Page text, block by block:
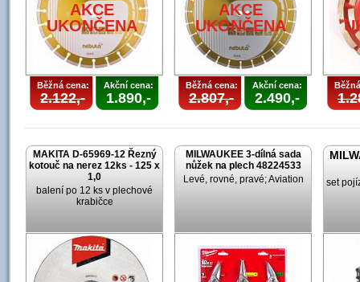
AKCE
UKONČENA
Běžná cena:
2.122,-
Akční cena:
1.890,-
AKCE
UKONČENA
Běžná cena:
2.807,-
Akční cena:
2.490,-
MAKITA D-65969-12 Řezný
kotouč na nerez 12ks - 125 x
1,0
balení po 12 ks v plechové
krabičce
MILWAUKEE 3-dílná sada
nůžek na plech 48224533
Levé, rovné, pravé; Aviation
set